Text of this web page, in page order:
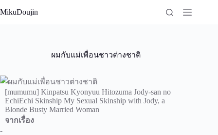
to
MikuDoujin
ผมกับแม่เพื่อนชาวต่างชาติ
[mumumu] Kinpatsu Kyonyuu Hitozuma Jody-san no
EchiEchi Skinship My Sexual Skinship with Jody, a
Blonde Busty Married Woman
จากเรื่อง
-